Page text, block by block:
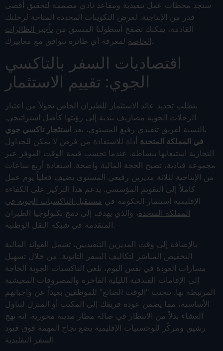
ستجد محطات عمل تنفيذية ومقاعد نادي مصممة لتحقيق أقصى
قدر من الإنتاجية. لعرض التكوينات المحددة المتاحة لرحلتك
القادمة، يمكنك تصفح أسطولنا المنسق من تأجير الطائرات
الخاصةلمعرفة أي طائرة تتوافق مع معاييرك.
اقتصاديات السفر بالتاكسي
الجوي: تقييم الاستثمار
يتطلب تحديد عائد الاستثمار للطيران الخاص تحولاً من اعتبار
الرحلات الجوية مصاريف بندية إلى رؤيتها كأصل استراتيجي.
بالنسبة لفريق تنفيذي رفيع المستوى، يعد استئجار تاكسي جوي
في المملكة المتحدة أداة للاستفادة من فرص لا يمكن للجداول
التجارية استيعابها ببساطة. عندما تحسب قيمة الوقت الموفر عبر
مجموعة قيادية، تصبح الحجة المالية واضحة. استعادة أربع ساعات
من الإنتاجية لثلاثة مديرين رفيعي المستوى يضيف فعلياً يوم عمل
كاملاً إلى التقويم المؤسسي. يدعم هذا التركيز على الكفاءة
الإقليمية استثمار الحكومة في مستقبل التاكسيات الجوية في
المملكة المتحدة، والذي يهدف إلى دمج تكنولوجيا الطيران
المتقدمة في شبكة النقل الوطنية.
بالإضافة إلى وقت المديرين التنفيذيين، تشمل الفوائد المالية
التخفيض المباشر لتكاليف السفر الثانوية. من خلال تسهيل
مسارات العودة في نفس اليوم، تلغي التاكسيات الجوية الحاجة
إلى الإقامات الفندقية الليلية الفاخرة والمصروفات المعيشية
المرتبطة بها. تتجنب “الوقت الضائع” للموظفين بعيداً عن واجباتهم
الأساسية، مما يضمن عودة فريقك إلى المكتب أو المنزل لتناول
العشاء بدلاً من الانتظار في صالة مطار مدينة محورية. إنه نهج
رشيق ومركّز للوجستيات الإقليمية يضع نجاح المهمة فوق قيود
السفر التقليدية.